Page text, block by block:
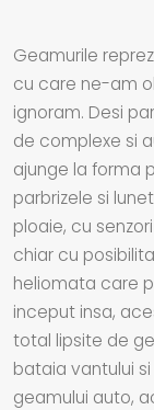
Geamurile
cu care ne-am
ignoram. Desi
de complexe si
ajunge la forma
parbrizele si
ploaie, cu
chiar cu
heliomata care
inceput insa,
total lipsite de
bataia vantului
geamului auto,